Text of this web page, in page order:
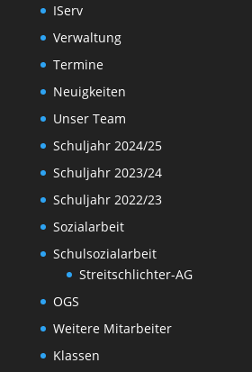
IServ
Verwaltung
Termine
Neuigkeiten
Unser Team
Schuljahr 2024/25
Schuljahr 2023/24
Schuljahr 2022/23
Sozialarbeit
Schulsozialarbeit
Streitschlichter-AG
OGS
Weitere Mitarbeiter
Klassen